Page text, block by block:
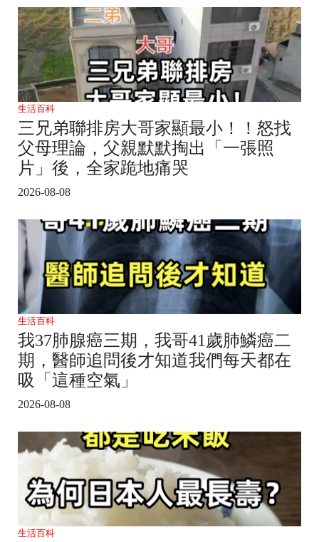
生活百科
三兄弟聯排房大哥家顯最小！！怒找
父母理論，父親默默掏出「一張照
片」後，全家跪地痛哭
2026-08-08
生活百科
我37肺腺癌三期，我哥41歲肺鱗癌二
期，醫師追問後才知道我們每天都在
吸「這種空氣」
2026-08-08
生活百科